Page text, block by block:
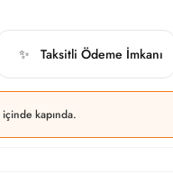
✨ Taksitli Ödeme İmkanı
içinde kapında.